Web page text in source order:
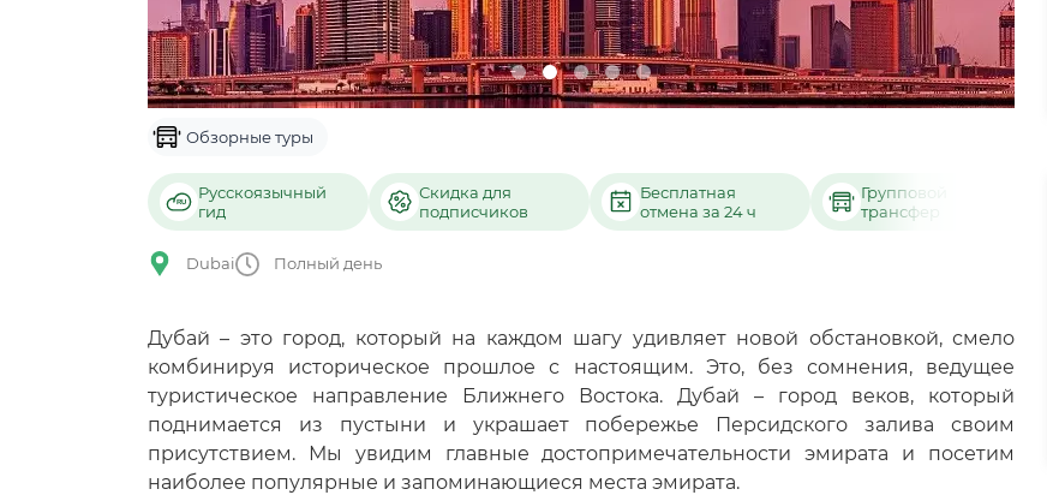
Обзорные туры
Русскоязычный
гид
Скидка для
подписчиков
Бесплатная
отмена за 24 ч
Групповой
трансфер
Dubai Полный день
Дубай – это город, который на каждом шагу удивляет новой обстановкой, смело
комбинируя историческое прошлое с настоящим. Это, без сомнения, ведущее
туристическое направление Ближнего Востока. Дубай – город веков, который
поднимается из пустыни и украшает побережье Персидского залива своим
присутствием. Мы увидим главные достопримечательности эмирата и посетим
наиболее популярные и запоминающиеся места эмирата.